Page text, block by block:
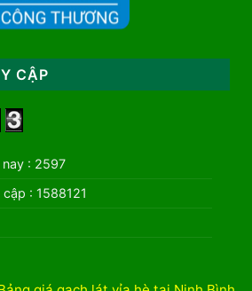
CẬP
: 2597
: 1588121